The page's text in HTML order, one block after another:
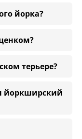
йорка?
терьере?
йоркширский